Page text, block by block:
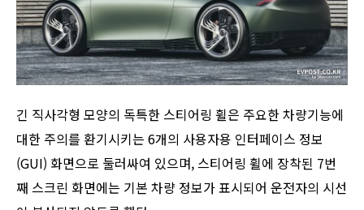
긴 직사각형 모양의 독특한 스티어링 휠은 주요한 차량기능에
대한 주의를 환기시키는 6개의 사용자용 인터페이스 정보
(GUI) 화면으로 둘러싸여 있으며, 스티어링 휠에 장착된 7번
째 스크린 화면에는 기본 차량 정보가 표시되어 운전자의 시선